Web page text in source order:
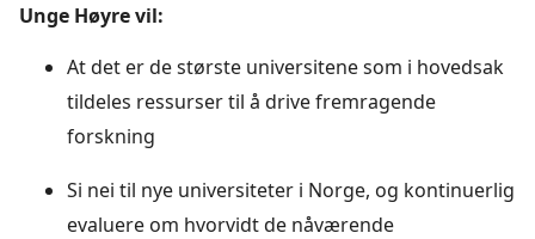
Unge Høyre vil:
At det er de største universitene som i hovedsak
tildeles ressurser til å drive fremragende
forskning
Si nei til nye universiteter i Norge, og kontinuerlig
evaluere om hvorvidt de nåværende